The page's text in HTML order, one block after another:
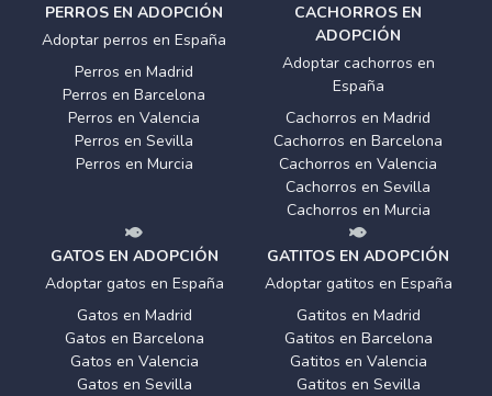
PERROS EN ADOPCIÓN
Adoptar perros en España
Perros en Madrid
Perros en Barcelona
Perros en Valencia
Perros en Sevilla
Perros en Murcia
CACHORROS EN
ADOPCIÓN
Adoptar cachorros en
España
Cachorros en Madrid
Cachorros en Barcelona
Cachorros en Valencia
Cachorros en Sevilla
Cachorros en Murcia
GATOS EN ADOPCIÓN
Adoptar gatos en España
Gatos en Madrid
Gatos en Barcelona
Gatos en Valencia
Gatos en Sevilla
GATITOS EN ADOPCIÓN
Adoptar gatitos en España
Gatitos en Madrid
Gatitos en Barcelona
Gatitos en Valencia
Gatitos en Sevilla